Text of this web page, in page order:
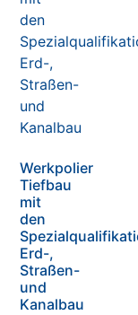
Werkpolier
Tiefbau
mit
den
Erd-,
Straßen-
und
Kanalbau